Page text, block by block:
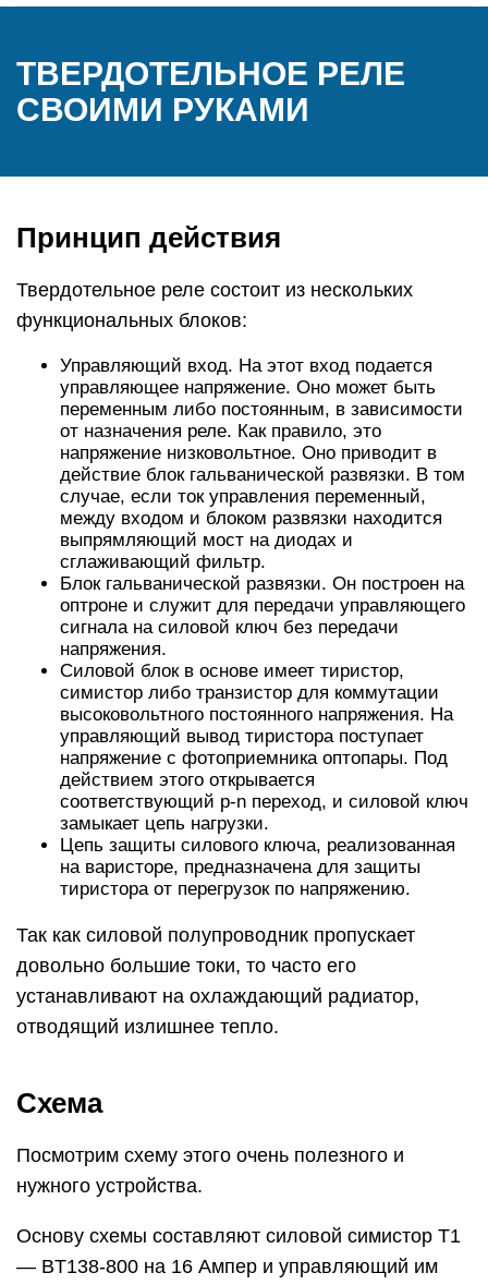
ТВЕРДОТЕЛЬНОЕ РЕЛЕ
СВОИМИ РУКАМИ
Принцип действия
Твердотельное реле состоит из нескольких
функциональных блоков:
Управляющий вход. На этот вход подается
управляющее напряжение. Оно может быть
переменным либо постоянным, в зависимости
от назначения реле. Как правило, это
напряжение низковольтное. Оно приводит в
действие блок гальванической развязки. В том
случае, если ток управления переменный,
между входом и блоком развязки находится
выпрямляющий мост на диодах и
сглаживающий фильтр.
Блок гальванической развязки. Он построен на
оптроне и служит для передачи управляющего
сигнала на силовой ключ без передачи
напряжения.
Силовой блок в основе имеет тиристор,
симистор либо транзистор для коммутации
высоковольтного постоянного напряжения. На
управляющий вывод тиристора поступает
напряжение с фотоприемника оптопары. Под
действием этого открывается
соответствующий p-n переход, и силовой ключ
замыкает цепь нагрузки.
Цепь защиты силового ключа, реализованная
на варисторе, предназначена для защиты
тиристора от перегрузок по напряжению.
Так как силовой полупроводник пропускает
довольно большие токи, то часто его
устанавливают на охлаждающий радиатор,
отводящий излишнее тепло.
Схема
Посмотрим схему этого очень полезного и
нужного устройства.
Основу схемы составляют силовой симистор Т1
— BT138-800 на 16 Ампер и управляющий им